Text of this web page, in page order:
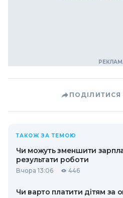
ТАКОЖ ЗА ТЕМОЮ
Чи можуть зменшити
результати роботи
Вчора 13:06 446
Чи варто платити дітям за